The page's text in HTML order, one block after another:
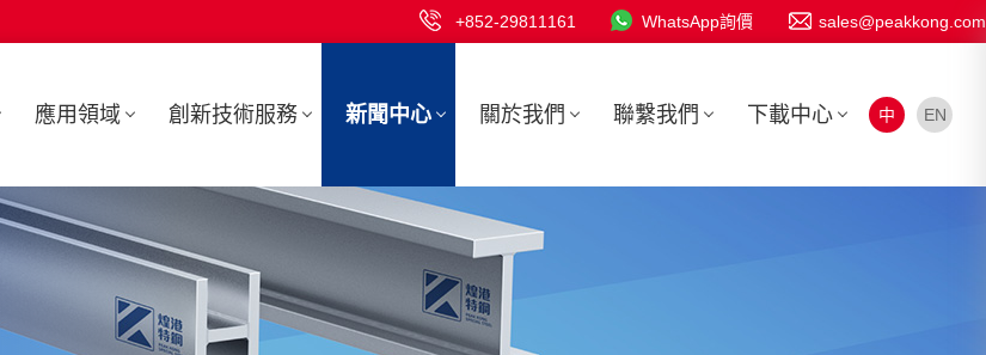
sales@peakkong.com
WhatsApp詢價
+852-29811161
應用領域 創新技術服務 新聞中心 關於我們 聯繫我們 下載中心 中 EN